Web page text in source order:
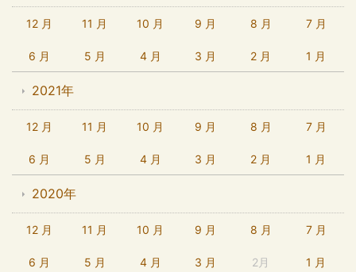
12 月 11 月 10 月 9 月 8 月 7 月
6 月 5 月 4 月 3 月 2 月 1 月
2021年
12 月 11 月 10 月 9 月 8 月 7 月
6 月 5 月 4 月 3 月 2 月 1 月
2020年
12 月 11 月 10 月 9 月 8 月 7 月
6 月 5 月 4 月 3 月 2月 1 月